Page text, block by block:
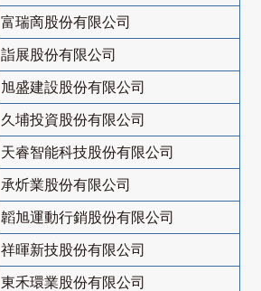
富瑞啇股份有限公司
詣展股份有限公司
旭盛建設股份有限公司
久埔投資股份有限公司
天睿智能科技股份有限公司
承炘業股份有限公司
韜旭運動行銷股份有限公司
祥暉新技股份有限公司
東禾環業股份有限公司